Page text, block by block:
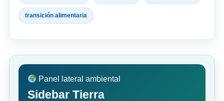
transición alimentaria
Panel lateral ambiental
Sidebar Tierra